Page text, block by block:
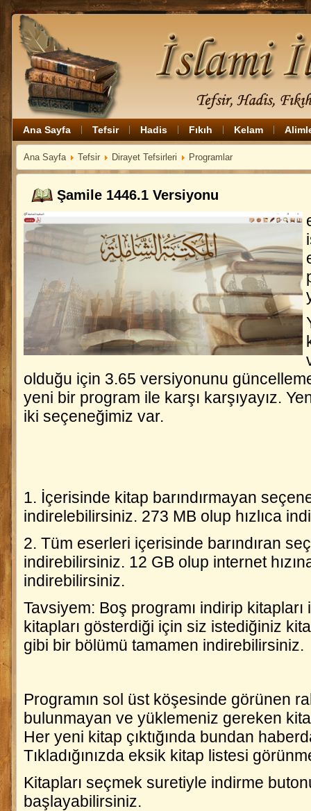
Ana Sayfa Tefsir Hadis Fıkıh Kelam
Ana Sayfa Tefsir Dirayet Tefsirleri Programlar
Şamile 1446.1 Versiyonu
olduğu için 3.65 versiyonunu
yeni bir program ile karşı karşıyayız.
iki seçeneğimiz var.
1. İçerisinde kitap barındırmayan
indirelebilirsiniz. 273 MB olup hızlıca
2. Tüm eserleri içerisinde barındıran
indirebilirsiniz. 12 GB olup internet
indirebilirsiniz.
Tavsiyem: Boş programı indirip
kitapları gösterdiği için siz istediğiniz
gibi bir bölümü tamamen indirebilirsiniz.
Programın sol üst köşesinde görünen
bulunmayan ve yüklemeniz gereken
Her yeni kitap çıktığında bundan
Tıkladığınızda eksik kitap listesi
Kitapları seçmek suretiyle indirme
başlayabilirsiniz.